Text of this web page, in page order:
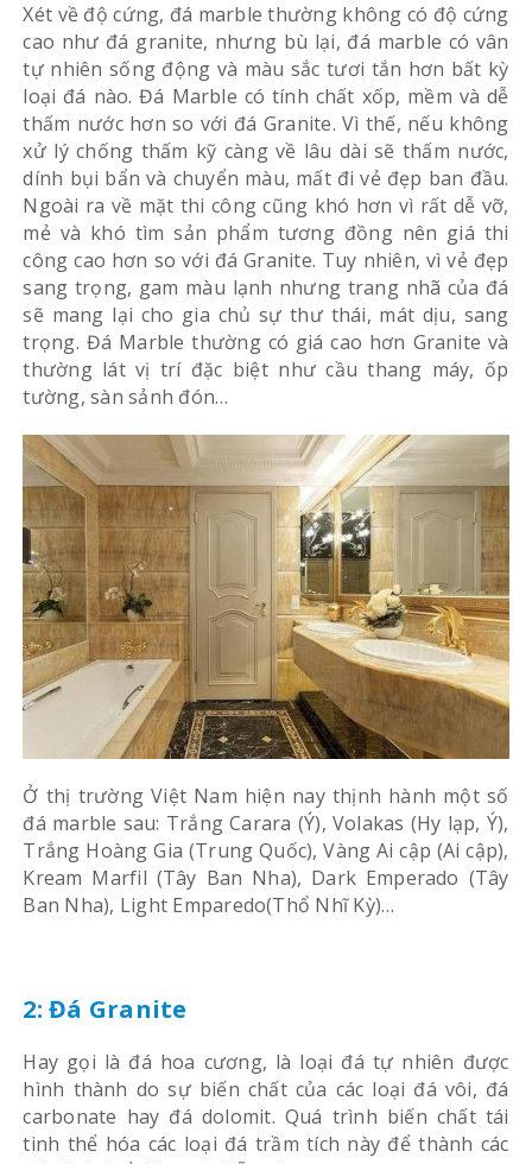
Xét về độ cứng, đá marble thường không có độ cứng
cao như đá granite, nhưng bù lại, đá marble có vân
tự nhiên sống động và màu sắc tươi tắn hơn bất kỳ
loại đá nào. Đá Marble có tính chất xốp, mềm và dễ
thấm nước hơn so với đá Granite. Vì thế, nếu không
xử lý chống thấm kỹ càng về lâu dài sẽ thấm nước,
dính bụi bẩn và chuyển màu, mất đi vẻ đẹp ban đầu.
Ngoài ra về mặt thi công cũng khó hơn vì rất dễ vỡ,
mẻ và khó tìm sản phẩm tương đồng nên giá thi
công cao hơn so với đá Granite. Tuy nhiên, vì vẻ đẹp
sang trọng, gam màu lạnh nhưng trang nhã của đá
sẽ mang lại cho gia chủ sự thư thái, mát dịu, sang
trọng. Đá Marble thường có giá cao hơn Granite và
thường lát vị trí đặc biệt như cầu thang máy, ốp
tường, sàn sảnh đón…
Ở thị trường Việt Nam hiện nay thịnh hành một số
đá marble sau: Trắng Carara (Ý), Volakas (Hy lạp, Ý),
Trắng Hoàng Gia (Trung Quốc), Vàng Ai cập (Ai cập),
Kream Marfil (Tây Ban Nha), Dark Emperado (Tây
Ban Nha), Light Emparedo(Thổ Nhĩ Kỳ)…
2: Đá Granite
Hay gọi là đá hoa cương, là loại đá tự nhiên được
hình thành do sự biến chất của các loại đá vôi, đá
carbonate hay đá dolomit. Quá trình biến chất tái
tinh thể hóa các loại đá trầm tích này để thành các